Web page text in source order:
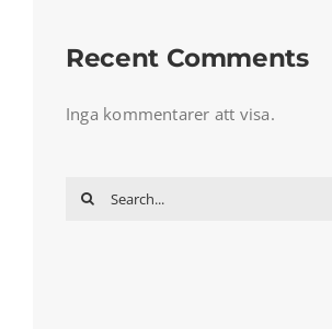
Recent Comments
Inga kommentarer att visa.
Search